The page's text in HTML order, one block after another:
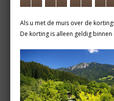
Als u met de muis over de
De korting is alleen geldig